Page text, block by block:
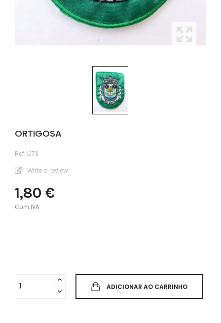
ORTIGOSA
Ref: L173
Write a review
1,80 €
Com IVA
ADICIONAR AO CARRINHO